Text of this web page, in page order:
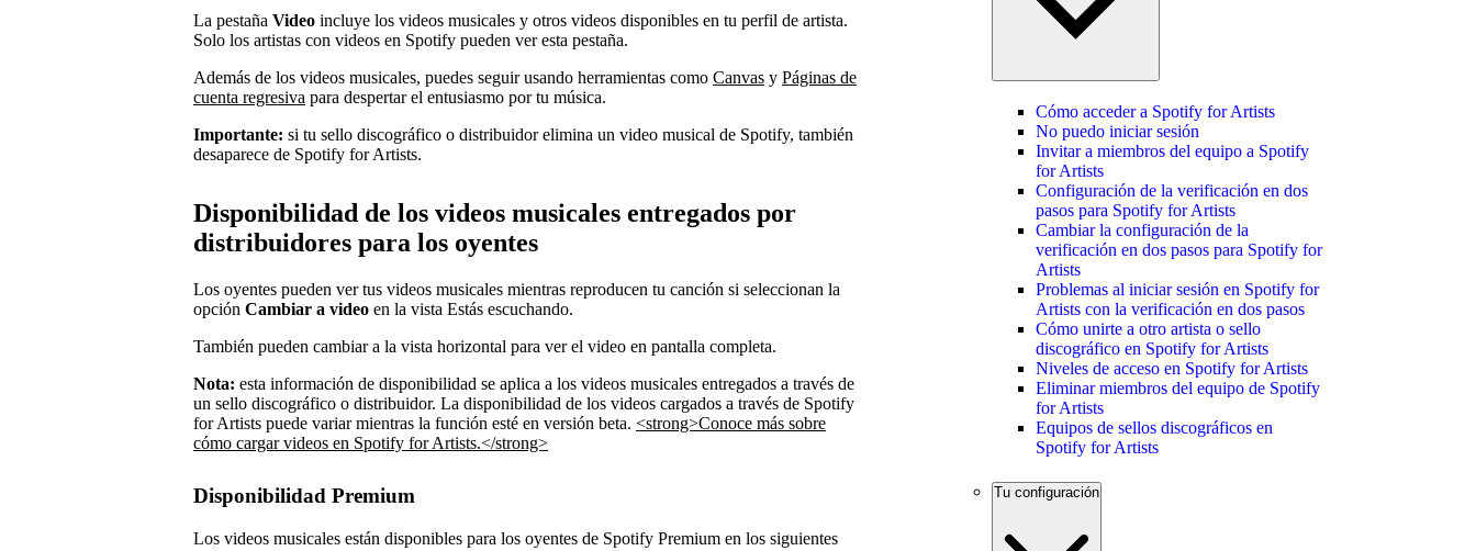
La pestaña Video incluye los videos musicales y otros videos disponibles en tu perfil de artista.
Solo los artistas con videos en Spotify pueden ver esta pestaña.
Además de los videos musicales, puedes seguir usando herramientas como Canvas y Páginas de
cuenta regresiva para despertar el entusiasmo por tu música.
Importante: si tu sello discográfico o distribuidor elimina un video musical de Spotify, también
desaparece de Spotify for Artists.
Disponibilidad de los videos musicales entregados por
distribuidores para los oyentes
Los oyentes pueden ver tus videos musicales mientras reproducen tu canción si seleccionan la
opción Cambiar a video en la vista Estás escuchando.
También pueden cambiar a la vista horizontal para ver el video en pantalla completa.
Nota: esta información de disponibilidad se aplica a los videos musicales entregados a través de
un sello discográfico o distribuidor. La disponibilidad de los videos cargados a través de Spotify
for Artists puede variar mientras la función esté en versión beta. <strong>Conoce más sobre
cómo cargar videos en Spotify for Artists.</strong>
Disponibilidad Premium
Los videos musicales están disponibles para los oyentes de Spotify Premium en los siguientes
Cómo acceder a Spotify for Artists
No puedo iniciar sesión
Invitar a miembros del equipo a Spotify
for Artists
Configuración de la verificación en dos
pasos para Spotify for Artists
Cambiar la configuración de la
verificación en dos pasos para Spotify for
Artists
Problemas al iniciar sesión en Spotify for
Artists con la verificación en dos pasos
Cómo unirte a otro artista o sello
discográfico en Spotify for Artists
Niveles de acceso en Spotify for Artists
Eliminar miembros del equipo de Spotify
for Artists
Equipos de sellos discográficos en
Spotify for Artists
Tu configuración